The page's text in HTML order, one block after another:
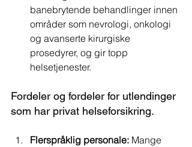
banebrytende behandlinger innen
områder som nevrologi, onkologi
og avanserte kirurgiske
prosedyrer, og gir topp
helsetjenester.
Fordeler og fordeler for utlendinger
som har privat helseforsikring.
Flerspråklig personale: Mange